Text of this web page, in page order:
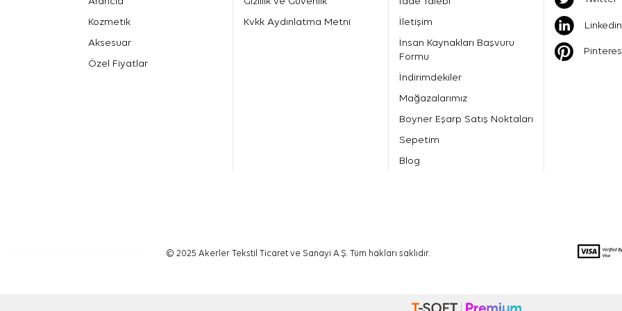
Kozmetik
Aksesuar
Özel Fiyatlar
Kvkk Aydınlatma Metni
İletişim
İnsan Kaynakları Başvuru
Formu
İndirimdekiler
Mağazalarımız
Boyner Eşarp Satış Noktaları
Sepetim
Blog
Linkedin
© 2025 Akerler Tekstil Ticaret ve Sanayi A.Ş. Tüm hakları saklıdır.